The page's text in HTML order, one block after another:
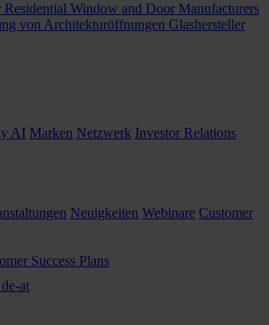
Residential Window and Door Manufacturers
von Architekturöffnungen Glashersteller
AI Marken Netzwerk Investor Relations
Neuigkeiten Webinare Customer
Success Plans
de-at